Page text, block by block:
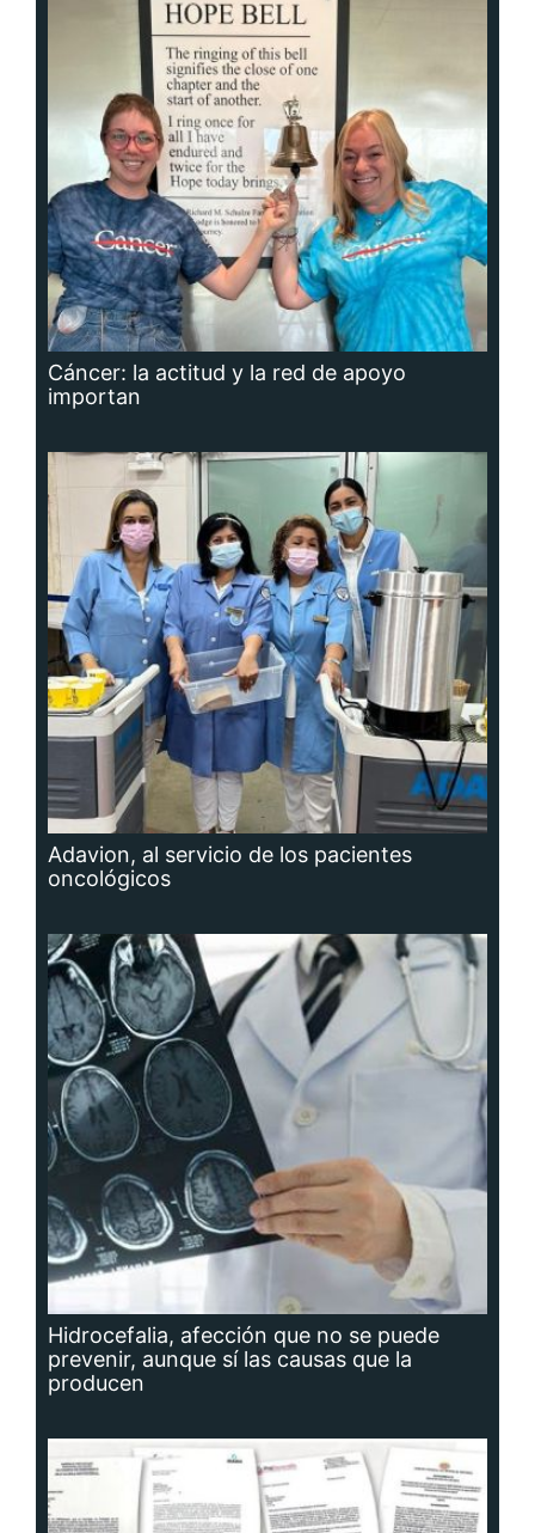
Cáncer: la actitud y la red de apoyo
importan
Adavion, al servicio de los pacientes
oncológicos
Hidrocefalia, afección que no se puede
prevenir, aunque sí las causas que la
producen